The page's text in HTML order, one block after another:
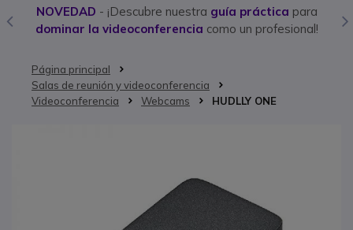
NOVEDAD - ¡Descubre nuestra guía práctica para
dominar la videoconferencia como un profesional!
Página principal
Salas de reunión y videoconferencia
Videoconferencia
Webcams HUDLLY ONE